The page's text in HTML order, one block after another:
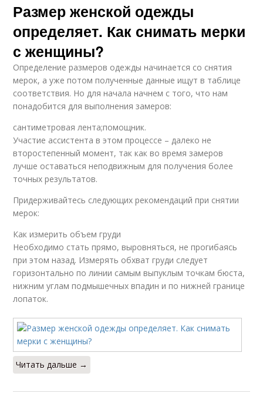
Размер женской одежды
определяет. Как снимать мерки
с женщины?
Определение размеров одежды начинается со снятия
мерок, а уже потом полученные данные ищут в таблице
соответствия. Но для начала начнем с того, что нам
понадобится для выполнения замеров:
сантиметровая лента;помощник.
Участие ассистента в этом процессе – далеко не
второстепенный момент, так как во время замеров
лучше оставаться неподвижным для получения более
точных результатов.
Придерживайтесь следующих рекомендаций при снятии
мерок:
Как измерить объем груди
Необходимо стать прямо, выровняться, не прогибаясь
при этом назад. Измерять обхват груди следует
горизонтально по линии самым выпуклым точкам бюста,
нижним углам подмышечных впадин и по нижней границе
лопаток.
Читать дальше →